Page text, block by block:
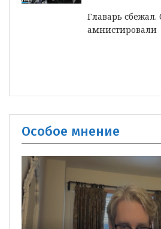
Главарь сбежал.
амнистировали
Особое мнение